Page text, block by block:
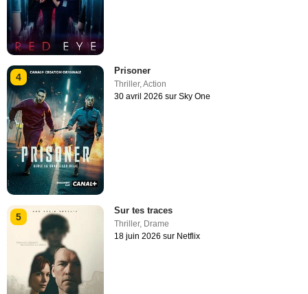
4
Prisoner
Thriller,Action
30 avril 2026 sur Sky One
5
Sur tes traces
Thriller, Drame
18 juin 2026 sur Netflix